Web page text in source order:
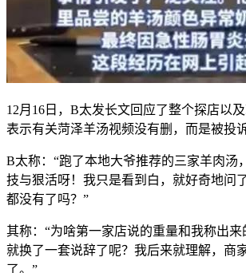
12月16日，B太发长文回应了整个探店以
表示有关菏泽羊汤视频没有删，而是被投
B太称：“跑了本地大爷推荐的三家羊肉汤
技与狠活呀！我只是看到白，就好奇地问
都没有了吗？”
其称：“为啥第一家店说的重量和我称出来
就换了一套说辞了呢？我后来就理解，商
了。”